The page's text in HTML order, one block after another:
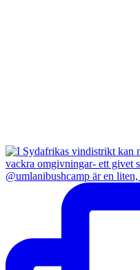
@umlanibushcamp är en